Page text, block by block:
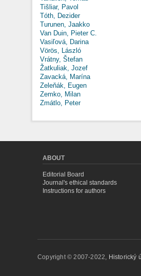
Tišliar, Pavol
Tóth, Dezider
Turunen, Jaakko
Van Duin, Pieter C.
Vasiľová, Darina
Vörös, László
Vrátny, Štefan
Žatkuliak, Jozef
Zavacká, Marína
Zeleňák, Eugen
Zemko, Milan
Zmátlo, Peter
ABOUT
Editorial Board
Journal's ethical standards
Instructions for authors
Copyright © 2007-2022, Historický